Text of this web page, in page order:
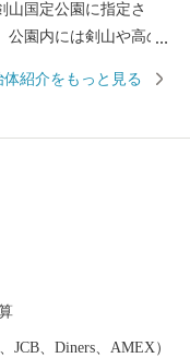
山国定公園に指定さ
園内には剣山や高の
、大轟の滝などの瀑布
有数のお茶の産地で
人でも多くの方に那賀
体紹介をもっと見る
JCB、Diners、AMEX）